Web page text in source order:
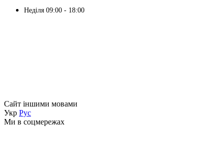
Неділя 09:00 - 18:00
Сайт іншими мовами
Укр Рус
Ми в соцмережах